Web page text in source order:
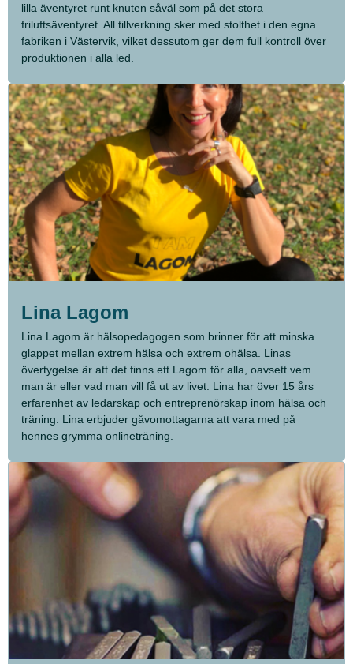
lilla äventyret runt knuten såväl som på det stora
friluftsäventyret. All tillverkning sker med stolthet i den egna
fabriken i Västervik, vilket dessutom ger dem full kontroll över
produktionen i alla led.
Lina Lagom
Lina Lagom är hälsopedagogen som brinner för att minska
glappet mellan extrem hälsa och extrem ohälsa. Linas
övertygelse är att det finns ett Lagom för alla, oavsett vem
man är eller vad man vill få ut av livet. Lina har över 15 års
erfarenhet av ledarskap och entreprenörskap inom hälsa och
träning. Lina erbjuder gåvomottagarna att vara med på
hennes grymma onlineträning.